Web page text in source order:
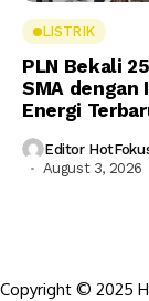
LISTRIK
PLN Bekali
SMA dengan
Energi
Editor
August 3, 2026
Copyright © 2025